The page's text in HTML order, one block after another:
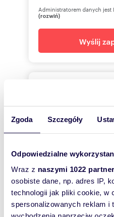
Zgoda Szczegóły
Odpowiedzialne
Wraz z naszymi 1022
osobiste dane, np. adres IP,
technologii jak pliki cookie, w
spersonalizowanych reklam i
ul. Kozia 3a/1
25-514 Kielce
tel. kom:
https://www.properco.pl/
Administratorem danych jest
(rozwiń)
Wyślij
Jacek
Biuro
+48 41
+48 88